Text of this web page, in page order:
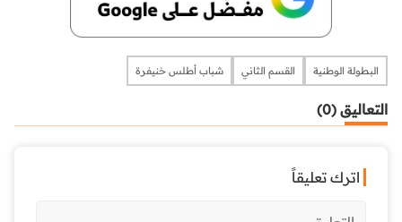
البطولة الوطنية القسم الثاني شباب أطلس خنيفرة
التعاليق (0)
اترك تعليقاً